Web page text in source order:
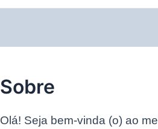
Sobre
Olá! Seja bem-vinda (o) ao